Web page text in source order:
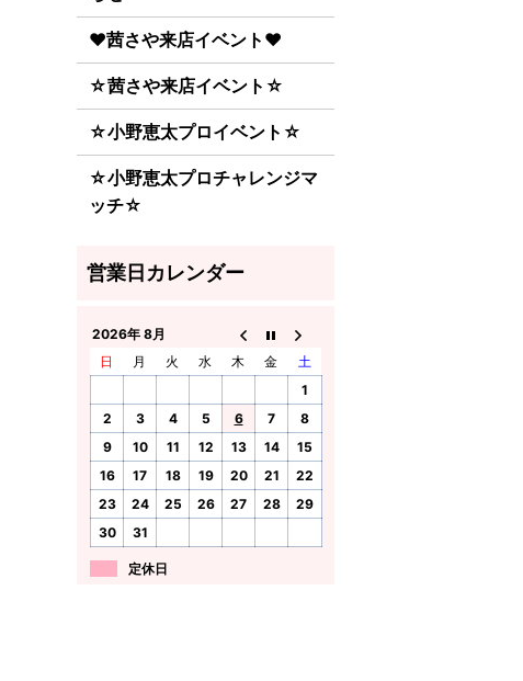
♥茜さや来店イベント♥
☆茜さや来店イベント☆
☆小野恵太プロイベント☆
☆小野恵太プロチャレンジマ
ッチ☆
2026年 8月
日
月 火 水 木 金
土
1
2
3 4 5 6 7
8
9
10 11 12 13 14
15
16
17 18 19 20 21
22
23
24 25 26 27 28
29
30
31
定休日